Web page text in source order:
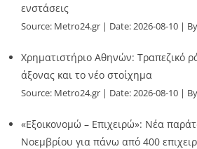
ενστάσεις
Source: Metro24.gr Date: 2026-08-10
Χρηματιστήριο Αθηνών: Τραπεζικό
άξονας και το νέο στοίχημα
Source: Metro24.gr Date: 2026-08-10
«Εξοικονομώ – Επιχειρώ»: Νέα
Νοεμβρίου για πάνω από 400